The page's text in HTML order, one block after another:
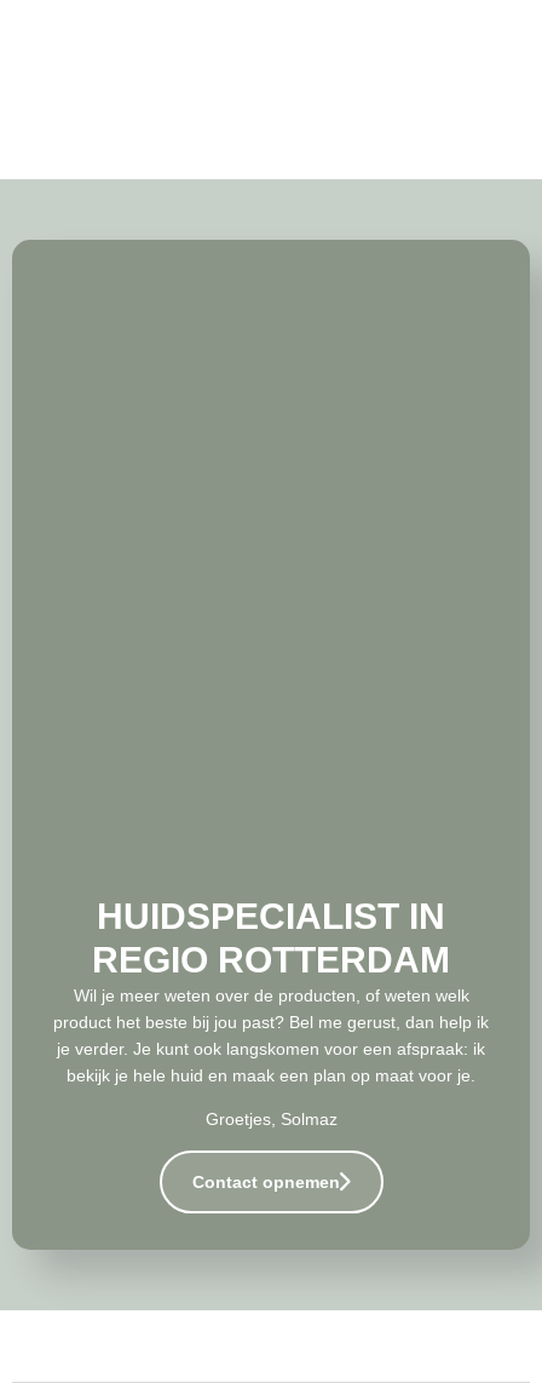
HUIDSPECIALIST IN
REGIO ROTTERDAM
Wil je meer weten over de producten, of weten welk
product het beste bij jou past? Bel me gerust, dan help ik
je verder. Je kunt ook langskomen voor een afspraak: ik
bekijk je hele huid en maak een plan op maat voor je.
Groetjes, Solmaz
Contact opnemen